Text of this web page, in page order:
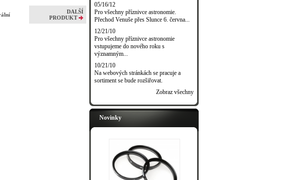
DALŠÍ
PRODUKT
05/16/12
Pro všechny příznivce astronomie.
Přechod Venuše přes Slunce 6. června...
12/21/10
Pro všechny příznivce astronomie
vstupujeme do nového roku s
významným...
10/21/10
Na webových stránkách se pracuje a
sortiment se bude rozšiřovat.
Zobraz všechny
Novinky